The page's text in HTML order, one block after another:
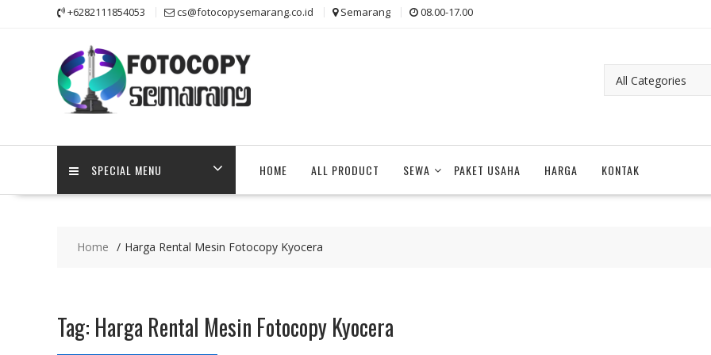
+6282111854053 cs@fotocopysemarang.co.id Semarang 08.00-17.00
SPECIAL MENU HOME ALL PRODUCT SEWA PAKET USAHA HARGA KONTAK
Home Harga Rental Mesin Fotocopy Kyocera
Tag: Harga Rental Mesin Fotocopy Kyocera